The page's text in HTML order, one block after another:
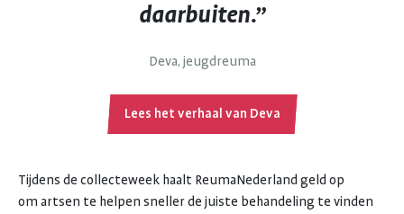
daarbuiten.”
Deva, jeugdreuma
Lees het verhaal van Deva
Tijdens de collecteweek haalt ReumaNederland geld op
om artsen te helpen sneller de juiste behandeling te vinden